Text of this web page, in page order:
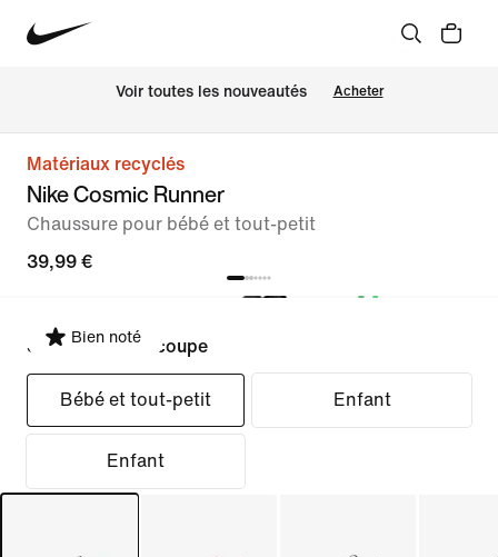
Voir toutes les nouveautés Acheter
Matériaux recyclés
Nike Cosmic Runner
Chaussure pour bébé et tout-petit
39,99 €
Bien noté
Sélectionner la coupe
Bébé et tout-petit Enfant
Enfant